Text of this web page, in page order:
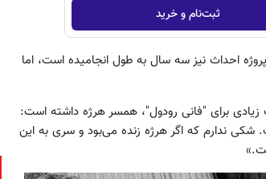
ثبت‌نام و خرید
احداث نیز سه سال به طول انجامیده است، اما
زیادی برای "فانی رودول"، همسر هرژه داشته است:
شکی ندارم که اگر هرژه زنده می‌بود و سری به این